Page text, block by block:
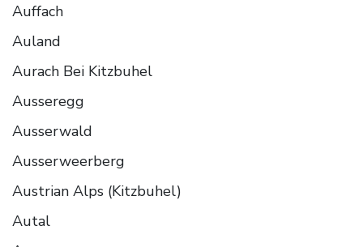
Auffach
Auland
Aurach Bei Kitzbuhel
Ausseregg
Ausserwald
Ausserweerberg
Austrian Alps (Kitzbuhel)
Autal